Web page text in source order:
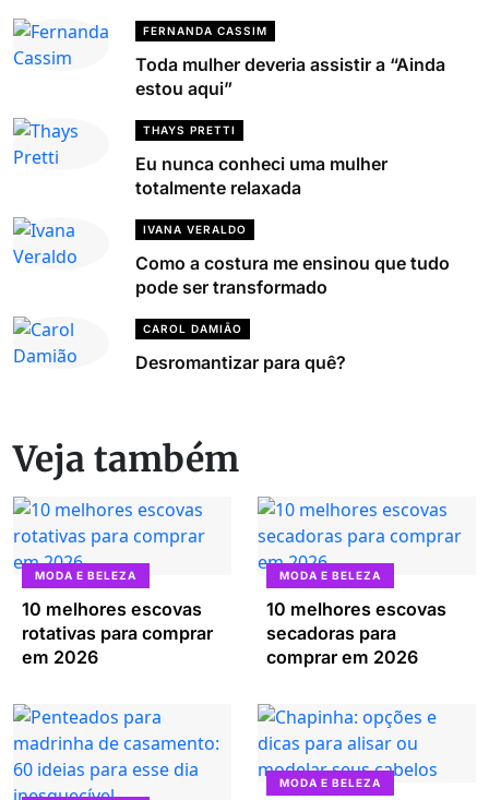
FERNANDA CASSIM
Toda mulher deveria assistir a “Ainda
estou aqui”
THAYS PRETTI
Eu nunca conheci uma mulher
totalmente relaxada
IVANA VERALDO
Como a costura me ensinou que tudo
pode ser transformado
CAROL DAMIÃO
Desromantizar para quê?
Veja também
MODA E BELEZA
10 melhores escovas
rotativas para comprar
em 2026
MODA E BELEZA
10 melhores escovas
secadoras para
comprar em 2026
MODA E BELEZA